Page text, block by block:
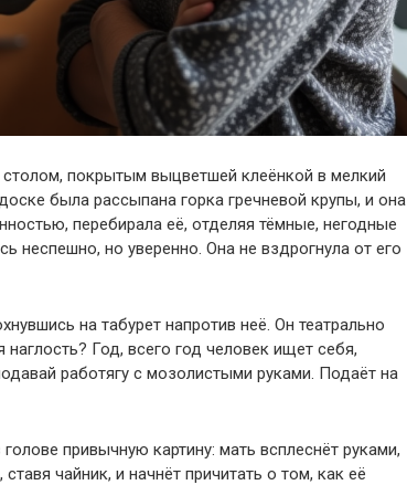
покрытым выцветшей клеёнкой в мелкий
была рассыпана горка гречневой крупы, и она
перебирала её, отделяя тёмные, негодные
неспешно, но уверенно. Она не вздрогнула от его
на табурет напротив неё. Он театрально
Год, всего год человек ищет себя,
работягу с мозолистыми руками. Подаёт на
привычную картину: мать всплеснёт руками,
чайник, и начнёт причитать о том, как её